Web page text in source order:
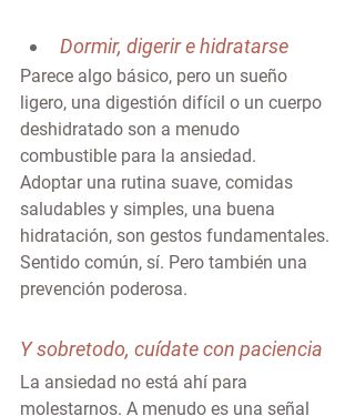
Dormir, digerir e hidratarse
Parece algo básico, pero un sueño
ligero, una digestión difícil o un cuerpo
deshidratado son a menudo
combustible para la ansiedad.
Adoptar una rutina suave, comidas
saludables y simples, una buena
hidratación, son gestos fundamentales.
Sentido común, sí. Pero también una
prevención poderosa.
Y sobretodo, cuídate con paciencia
La ansiedad no está ahí para
molestarnos. A menudo es una señal